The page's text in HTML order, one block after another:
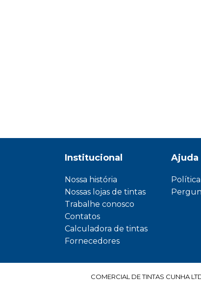
Institucional
Nossa história
Nossas lojas de tintas
Trabalhe conosco
Contatos
Calculadora de tintas
Fornecedores
Ajuda
COMERCIAL DE TINTAS CUNHA